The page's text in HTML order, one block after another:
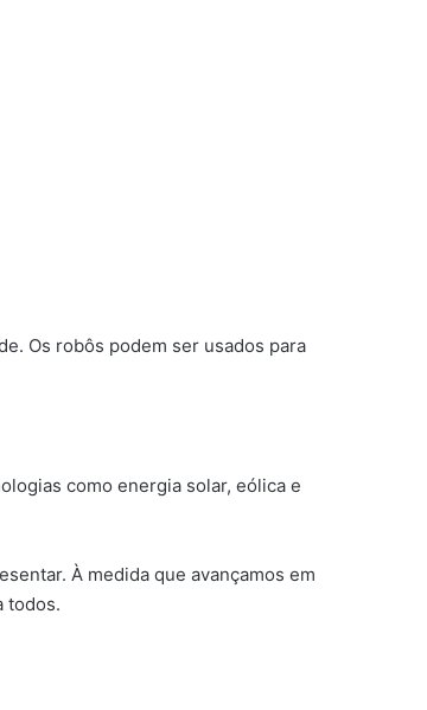
Os robôs podem ser usados para
como energia solar, eólica e
À medida que avançamos em
todos.